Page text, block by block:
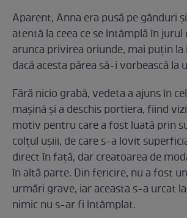
Aparent, Anna era pusă pe gânduri
atentă la ceea ce se întâmplă în jurul
arunca privirea oriunde, mai puțin
dacă acesta părea să-i vorbească la
Fără nicio grabă, vedeta a ajuns în
mașină și a deschis portiera, fiind
motiv pentru care a fost luată prin
colțul ușiii, de care s-a lovit
direct în față, dar creatoarea de
în altă parte. Din fericire, nu a fost
urmări grave, iar aceasta s-a urcat
nimic nu s-ar fi întâmplat.